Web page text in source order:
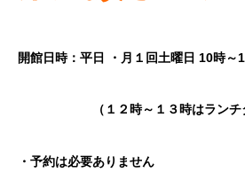
開館日時：平日 ・ 月１回土曜日 10時～
（１２時～１３時はランチタ
・予約は必要ありません